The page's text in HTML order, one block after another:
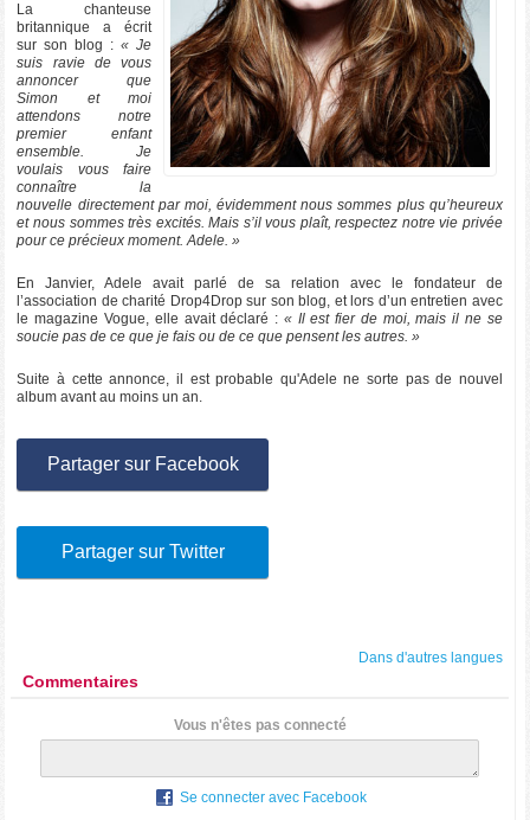
La chanteuse
britannique a écrit
sur son blog : « Je
suis ravie de vous
annoncer que
Simon et moi
attendons notre
premier enfant
ensemble. Je
voulais vous faire
connaître la
nouvelle directement par moi, évidemment nous sommes plus qu’heureux
et nous sommes très excités. Mais s’il vous plaît, respectez notre vie privée
pour ce précieux moment. Adele. »
En Janvier, Adele avait parlé de sa relation avec le fondateur de
l’association de charité Drop4Drop sur son blog, et lors d’un entretien avec
le magazine Vogue, elle avait déclaré : « Il est fier de moi, mais il ne se
soucie pas de ce que je fais ou de ce que pensent les autres. »
Suite à cette annonce, il est probable qu'Adele ne sorte pas de nouvel
album avant au moins un an.
Partager sur Facebook
Partager sur Twitter
Dans d'autres langues
Commentaires
Vous n'êtes pas connecté
Se connecter avec Facebook